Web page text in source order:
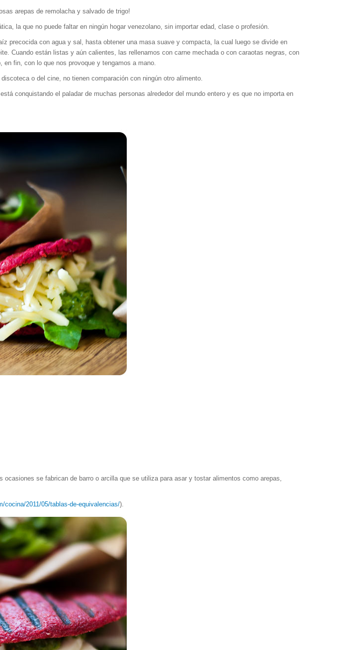
arepas de remolacha y salvado de trigo!
la que no puede faltar en ningún hogar venezolano, sin importar edad, clase o profesión.
precocida con agua y sal, hasta obtener una masa suave y compacta, la cual luego se divide en
Cuando están listas y aún calientes, las rellenamos con carne mechada o con caraotas negras, con
fin, con lo que nos provoque y tengamos a mano.
o del cine, no tienen comparación con ningún otro alimento.
conquistando el paladar de muchas personas alrededor del mundo entero y es que no importa en
se fabrican de barro o arcilla que se utiliza para asar y tostar alimentos como arepas,
cocina/2011/05/tablas-de-equivalencias/).